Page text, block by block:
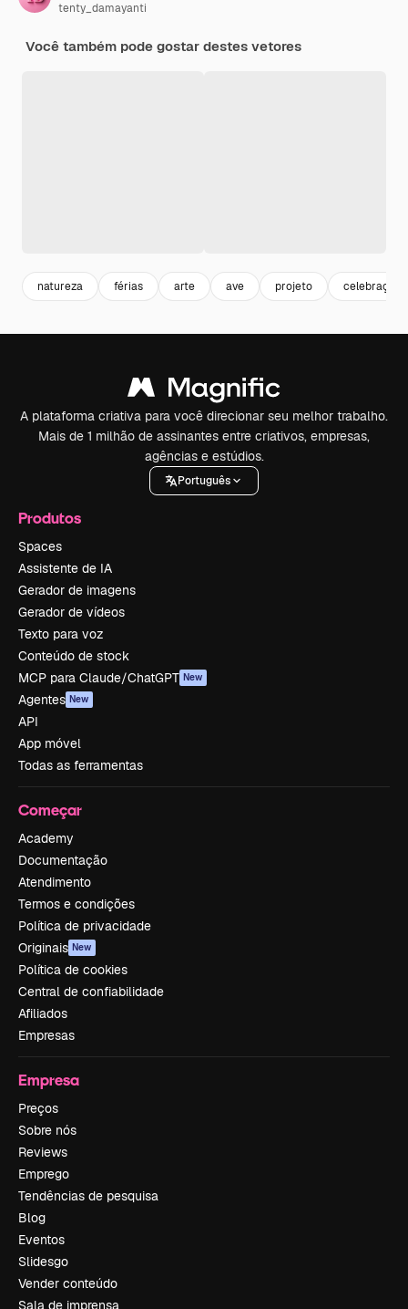
tenty_damayanti
Você também pode gostar destes vetores
natureza férias arte ave projeto celebração
A plataforma criativa para você direcionar seu melhor trabalho.
Mais de 1 milhão de assinantes entre criativos, empresas,
agências e estúdios.
Português
Produtos
Spaces
Assistente de IA
Gerador de imagens
Gerador de vídeos
Texto para voz
Conteúdo de stock
MCP para Claude/ChatGPT New
Agentes New
API
App móvel
Todas as ferramentas
Começar
Academy
Documentação
Atendimento
Termos e condições
Política de privacidade
Originais New
Política de cookies
Central de confiabilidade
Afiliados
Empresas
Empresa
Preços
Sobre nós
Reviews
Emprego
Tendências de pesquisa
Blog
Eventos
Slidesgo
Vender conteúdo
Sala de imprensa